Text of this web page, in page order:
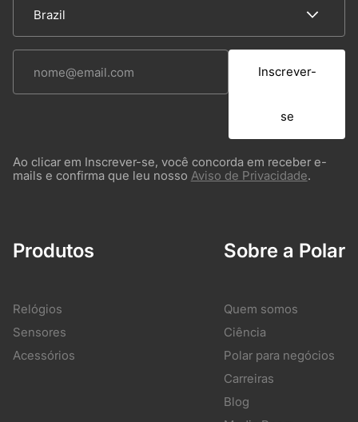
Inscrever-
se
Ao clicar em Inscrever-se, você concorda em receber e-
mails e confirma que leu nosso Aviso de Privacidade.
Produtos
Relógios
Sensores
Acessórios
Sobre a Polar
Quem somos
Ciência
Polar para negócios
Carreiras
Blog